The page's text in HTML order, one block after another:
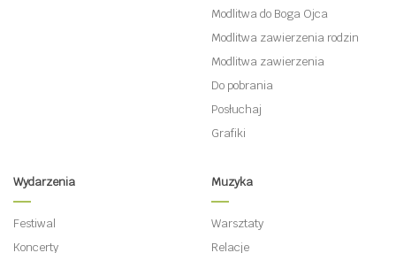
Modlitwa do Boga Ojca
Modlitwa zawierzenia rodzin
Modlitwa zawierzenia
Do pobrania
Posłuchaj
Grafiki
Wydarzenia
Festiwal
Koncerty
Muzyka
Warsztaty
Relacje